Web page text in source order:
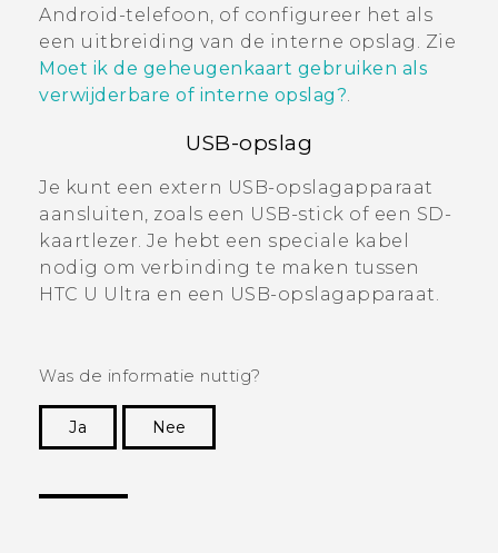
Android -telefoon, of configureer het als
een uitbreiding van de interne opslag. Zie
Moet ik de geheugenkaart gebruiken als
verwijderbare of interne opslag?
USB-opslag
Je kunt een extern USB-opslagapparaat
aansluiten, zoals een USB-stick of een SD-
kaartlezer. Je hebt een speciale kabel
nodig om verbinding te maken tussen
HTC U Ultra en een USB-opslagapparaat.
Was de informatie nuttig?
Ja
Nee